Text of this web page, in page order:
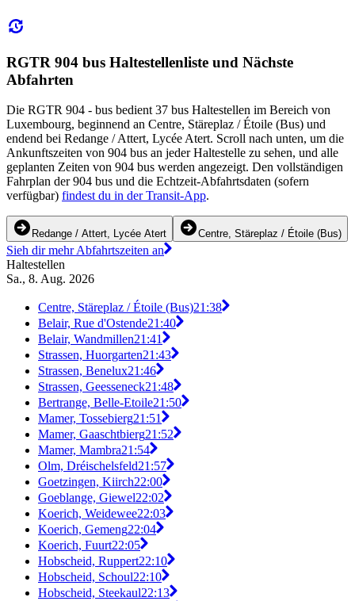
RGTR 904 bus Haltestellenliste und Nächste
Abfahrten
Die RGTR 904 - bus bedient 37 bus Haltestellen im Bereich von
Luxembourg, beginnend an Centre, Stäreplaz / Étoile (Bus) und
endend bei Redange / Attert, Lycée Atert. Scroll nach unten, um die
Ankunftszeiten von 904 bus an jeder Haltestelle zu sehen, und alle
geplanten Zeiten von 904 bus werden angezeigt. Den vollständigen
Fahrplan der 904 bus und die Echtzeit-Abfahrtsdaten (sofern
verfügbar) findest du in der Transit-App.
Redange / Attert, Lycée Atert Centre, Stäreplaz / Étoile (Bus)
Sieh dir mehr Abfahrtszeiten an
Haltestellen
Sa., 8. Aug. 2026
Centre, Stäreplaz / Étoile (Bus)21:38
Belair, Rue d'Ostende21:40
Belair, Wandmillen21:41
Strassen, Huorgarten21:43
Strassen, Benelux21:46
Strassen, Geesseneck21:48
Bertrange, Belle-Etoile21:50
Mamer, Tossebierg21:51
Mamer, Gaaschtbierg21:52
Mamer, Mambra21:54
Olm, Dréischelsfeld21:57
Goetzingen, Kiirch22:00
Goeblange, Giewel22:02
Koerich, Weidewee22:03
Koerich, Gemeng22:04
Koerich, Fuurt22:05
Hobscheid, Ruppert22:10
Hobscheid, Schoul22:10
Hobscheid, Steekaul22:13